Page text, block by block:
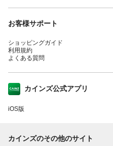
お客様サポート
ショッピングガイド
利用規約
よくある質問
カインズ公式アプリ
iOS版
カインズのその他のサイト